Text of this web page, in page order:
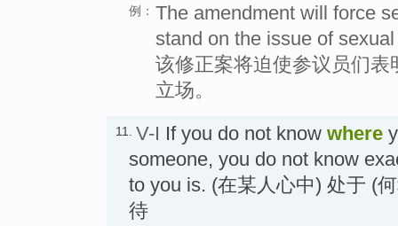
例： The amendment will force
stand on the issue of
该修正案将迫使参议员们
立场。
11. V-I If you do not know where
someone, you do not know
to you is. (在某人心中) 处于 (
待